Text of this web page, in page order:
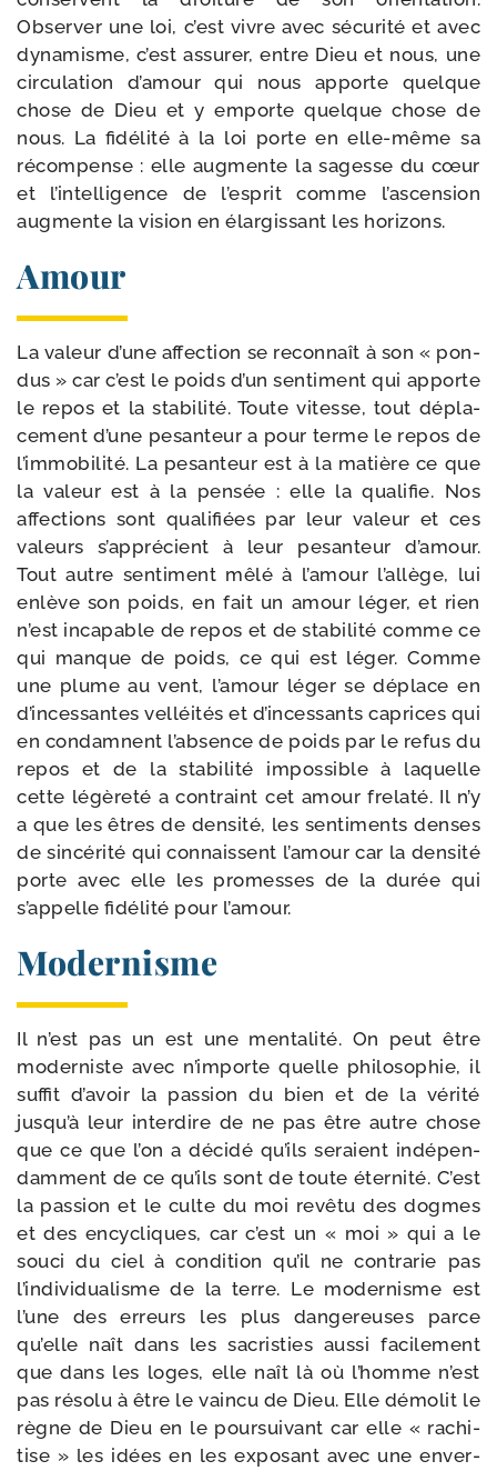
Observer une loi, c’est vivre avec sécu­ri­té et avec
dyna­misme, c’est assu­rer, entre Dieu et nous, une
cir­cu­la­tion d’amour qui nous apporte quelque
chose de Dieu et y emporte quelque chose de
nous. La fidé­li­té à la loi porte en elle-​même sa
récom­pense : elle aug­mente la sagesse du cœur
et l’intelligence de l’esprit comme l’ascension
aug­mente la vision en élar­gis­sant les horizons.
Amour
La valeur d’une affec­tion se recon­naît à son « pon­
dus » car c’est le poids d’un sen­ti­ment qui apporte
le repos et la sta­bi­li­té. Toute vitesse, tout dépla­
ce­ment d’une pesan­teur a pour terme le repos de
l’immobilité. La pesan­teur est à la matière ce que
la valeur est à la pen­sée : elle la qua­li­fie. Nos
affec­tions sont qua­li­fiées par leur valeur et ces
valeurs s’apprécient à leur pesan­teur d’amour.
Tout autre sen­ti­ment mêlé à l’amour l’allège, lui
enlève son poids, en fait un amour léger, et rien
n’est inca­pable de repos et de sta­bi­li­té comme ce
qui manque de poids, ce qui est léger. Comme
une plume au vent, l’amour léger se déplace en
d’incessantes vel­léi­tés et d’incessants caprices qui
en condamnent l’absence de poids par le refus du
repos et de la sta­bi­li­té impos­sible à laquelle
cette légè­re­té a contraint cet amour fre­la­té. Il n’y
a que les êtres de den­si­té, les sen­ti­ments denses
de sin­cé­ri­té qui connaissent l’amour car la den­si­té
porte avec elle les pro­messes de la durée qui
s’appelle fidé­li­té pour l’amour.
Modernisme
Il n’est pas un est une men­ta­li­té. On peut être
moder­niste avec n’importe quelle phi­lo­so­phie, il
suf­fit d’avoir la pas­sion du bien et de la véri­té
jusqu’à leur inter­dire de ne pas être autre chose
que ce que l’on a déci­dé qu’ils seraient indé­pen­
dam­ment de ce qu’ils sont de toute éter­ni­té. C’est
la pas­sion et le culte du moi revê­tu des dogmes
et des ency­cliques, car c’est un « moi » qui a le
sou­ci du ciel à condi­tion qu’il ne contra­rie pas
l’individualisme de la terre. Le moder­nisme est
l’une des erreurs les plus dan­ge­reuses parce
qu’elle naît dans les sacris­ties aus­si faci­le­ment
que dans les loges, elle naît là où l’homme n’est
pas réso­lu à être le vain­cu de Dieu. Elle démo­lit le
règne de Dieu en le pour­sui­vant car elle « rachi­
tise » les idées en les expo­sant avec une enver­